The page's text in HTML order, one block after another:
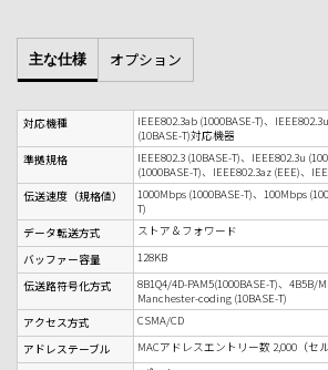
主な仕様 オプション
対応機種
IEEE802.3ab (1000BASE-T)、
(10BASE-T)対応機器
準拠規格
IEEE802.3 (10BASE-T)、IEEE802.3u
(1000BASE-T)、IEEE802.3az (EEE)、
伝送速度（規格値）
1000Mbps (1000BASE-T)、100Mbps
T)
データ転送方式
ストア＆フォワード
バッファー容量
128KB
伝送路符号化方式
8B1Q4/4D-PAM5(1000BASE-T)、4B5B/
Manchester-coding (10BASE-T)
アクセス方式
CSMA/CD
アドレステーブル
MACアドレスエントリー数 2,000（セ